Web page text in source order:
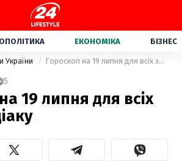
ЕКОНОМІКА БІЗНЕС
України Гороскоп на 19 липня для всіх знаків зодіаку
5
19 липня для всіх